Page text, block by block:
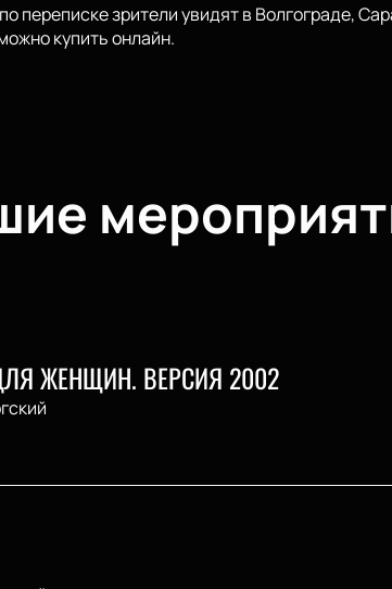
переписке зрители увидят в Волгограде,
купить онлайн.
ЖЕНЩИН. ВЕРСИЯ 2002